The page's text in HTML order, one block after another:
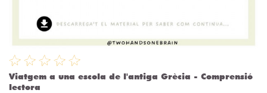
Viatgem a una escola de l'antiga Grècia - Comprensió
lectora